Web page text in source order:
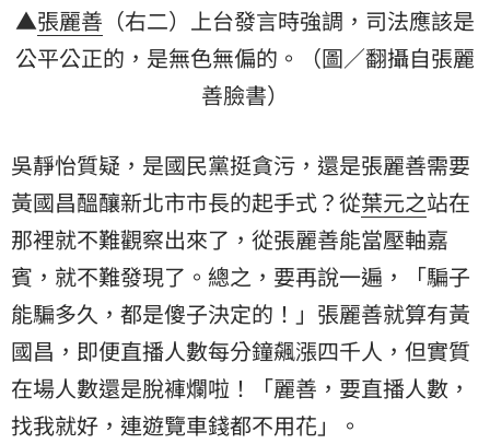
▲張麗善 （右二）上台發言時強調，司法應該是
公平公正的，是無色無偏的。（圖／翻攝自張麗
善臉書）
吳靜怡質疑，是國民黨挺貪污，還是張麗善需要
黃國昌醞釀新北市市長的起手式？從葉元之站在
那裡就不難觀察出來了，從張麗善能當壓軸嘉
賓，就不難發現了。總之，要再說一遍，「騙子
能騙多久，都是傻子決定的！」張麗善就算有黃
國昌，即便直播人數每分鐘飆漲四千人，但實質
在場人數還是脫褲爛啦！「麗善，要直播人數，
找我就好，連遊覽車錢都不用花」。